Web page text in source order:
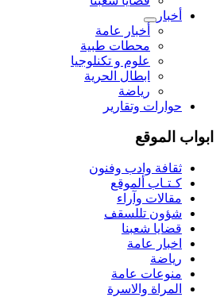
أخبار
أخبار عامة
محطات طبية
علوم و تکنلوجیا
ابطال الحرية
رياضة
حوارات وتقارير
ابواب الموقع
ثقافة وادب وفنون
كـتـاب ألموقع
مقالات وآراء
شؤون تللسقف
قضايا شعبنا
اخبار عامة
رياضة
منوعات عامة
المراة والاسرة